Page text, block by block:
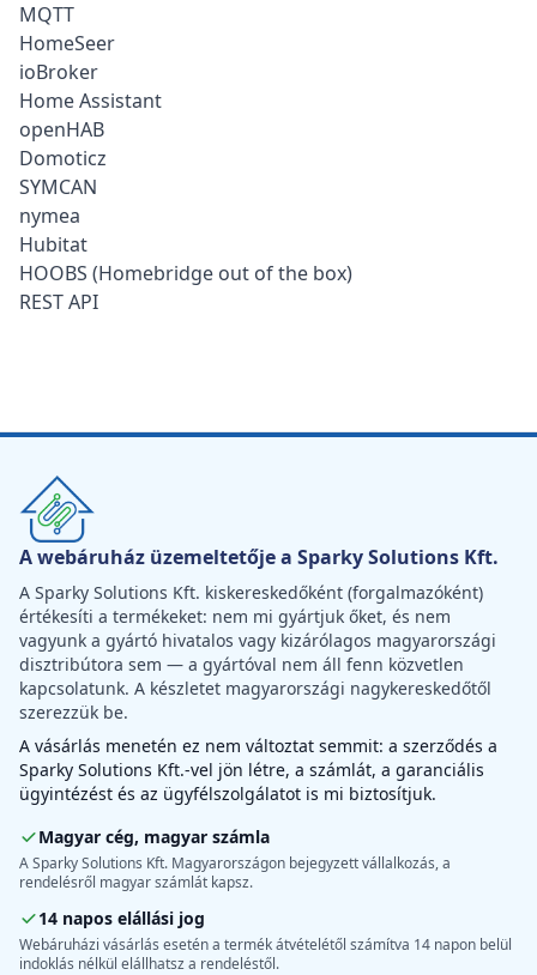
MQTT
HomeSeer
ioBroker
Home Assistant
openHAB
Domoticz
SYMCAN
nymea
Hubitat
HOOBS (Homebridge out of the box)
REST API
A webáruház üzemeltetője a Sparky Solutions Kft.
A Sparky Solutions Kft. kiskereskedőként (forgalmazóként)
értékesíti a termékeket: nem mi gyártjuk őket, és nem
vagyunk a gyártó hivatalos vagy kizárólagos magyarországi
disztribútora sem — a gyártóval nem áll fenn közvetlen
kapcsolatunk. A készletet magyarországi nagykereskedőtől
szerezzük be.
A vásárlás menetén ez nem változtat semmit: a szerződés a
Sparky Solutions Kft.-vel jön létre, a számlát, a garanciális
ügyintézést és az ügyfélszolgálatot is mi biztosítjuk.
Magyar cég, magyar számla
A Sparky Solutions Kft. Magyarországon bejegyzett vállalkozás, a
rendelésről magyar számlát kapsz.
14 napos elállási jog
Webáruházi vásárlás esetén a termék átvételétől számítva 14 napon belül
indoklás nélkül elállhatsz a rendeléstől.